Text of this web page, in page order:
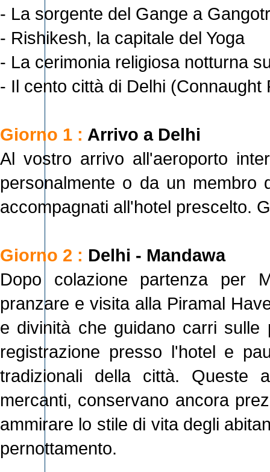
- La sorgente del Gange a
- Rishikesh, la capitale del Yoga
- La cerimonia religiosa notturna
- Il cento città di Delhi
Giorno 1 : Arrivo a Delhi
Al vostro arrivo all'aeroporto
personalmente o da un membro
accompagnati all'hotel prescelto.
Giorno 2 : Delhi - Mandawa
Dopo colazione partenza per
pranzare e visita alla Piramal
e divinità che guidano carri sulle
registrazione presso l'hotel e
tradizionali della città. Queste
mercanti, conservano ancora
ammirare lo stile di vita degli
pernottamento.